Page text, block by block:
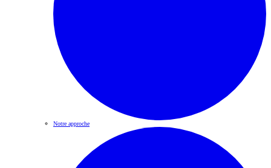
Notre approche